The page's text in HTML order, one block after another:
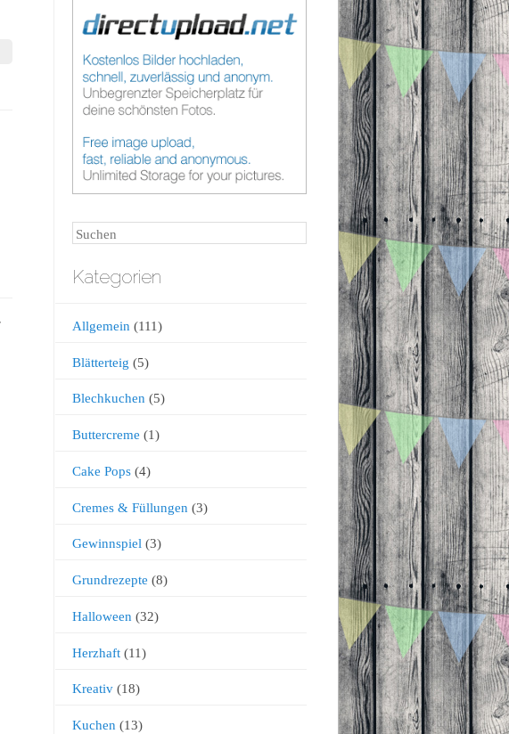
Suchen
Kategorien
Allgemein (111)
Blätterteig (5)
Blechkuchen (5)
Buttercreme (1)
Cake Pops(4)
Cremes & Füllungen (3)
Gewinnspiel(3)
Grundrezepte (8)
Halloween (32)
Herzhaft(11)
Kreativ(18)
Kuchen (13)